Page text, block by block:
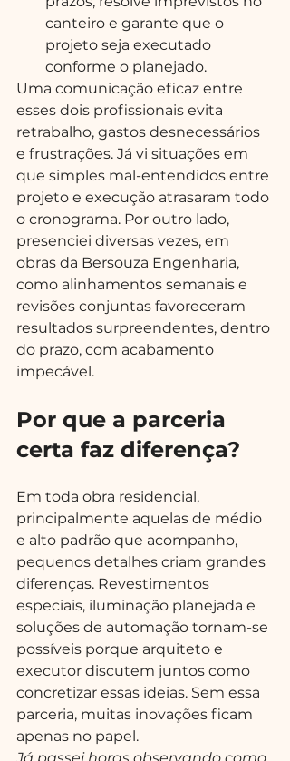
canteiro e garante que o
projeto seja executado
conforme o planejado.
Uma comunicação eficaz entre
esses dois profissionais evita
retrabalho, gastos desnecessários
e frustrações. Já vi situações em
que simples mal-entendidos entre
projeto e execução atrasaram todo
o cronograma. Por outro lado,
presenciei diversas vezes, em
obras da Bersouza Engenharia,
como alinhamentos semanais e
revisões conjuntas favoreceram
resultados surpreendentes, dentro
do prazo, com acabamento
impecável.
Por que a parceria
certa faz diferença?
Em toda obra residencial,
principalmente aquelas de médio
e alto padrão que acompanho,
pequenos detalhes criam grandes
diferenças. Revestimentos
especiais, iluminação planejada e
soluções de automação tornam-se
possíveis porque arquiteto e
executor discutem juntos como
concretizar essas ideias. Sem essa
parceria, muitas inovações ficam
apenas no papel.